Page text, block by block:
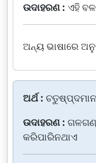
ଉଦାହରଣ : ଏହି
ଅନ୍ୟ ଭାଷାରେ
ଅର୍ଥ :
ଉଦାହରଣ :
କରିପାରିନଥାଏ